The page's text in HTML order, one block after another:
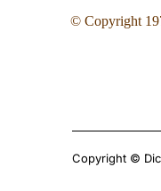
© Copyright
Copyright ©